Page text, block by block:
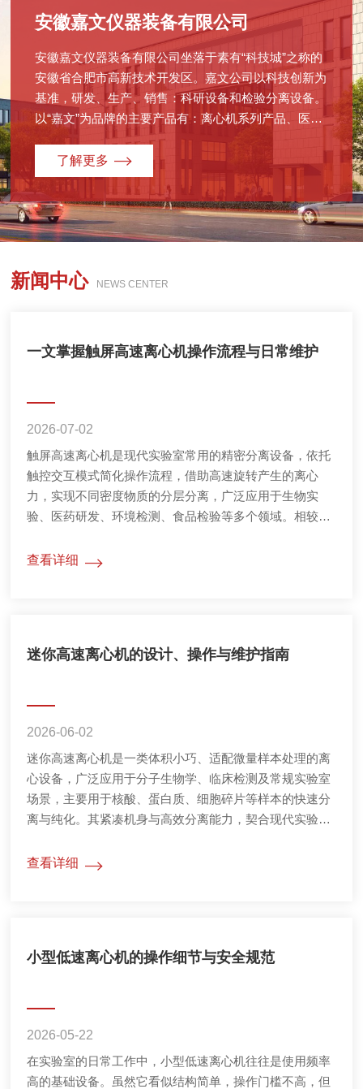
安徽嘉文仪器装备有限公司
安徽嘉文仪器装备有限公司坐落于素有“科技城”之称的
安徽省合肥市高新技术开发区。嘉文公司以科技创新为
基准，研发、生产、销售：科研设备和检验分离设备。
以“嘉文”为品牌的主要产品有：离心机系列产品、医疗
科研实验室等设备。其中：离心机的“差速离心法”是我
公司在离心机领域国内*研发成功的离心方法。嘉文离
心机已入选*储备库，成为*储备库供应企业。公司产品
广泛应用于教学、科研、生化制品、生物制药、医疗检
验、食品安全、农产品检测、畜牧与水产检测、微生
物、分子化学、环保、质检等行业。嘉文适应科研等应
品。嘉文拥用高Jd的技术人才，拥有高素质的工作团
的经营宗旨。嘉文在离心机领域拥有人才、资源、网
络、经验的巨大优势和影响力，是具有高度竞争力优势
了解更多
新闻中心 NEWS CENTER
一文掌握触屏高速离心机操作流程与日常维护
2026-07-02
触屏高速离心机是现代实验室常用的精密分离设备，依托
触控交互模式简化操作流程，借助高速旋转产生的离心
力，实现不同密度物质的分层分离，广泛应用于生物实
验、医药研发、环境检测、食品检验等多个领域。相较于
节、程序设置、数据查看均可一键完成，适配常态化、标
查看详细
迷你高速离心机的设计、操作与维护指南
2026-06-02
迷你高速离心机是一类体积小巧、适配微量样本处理的离
心设备，广泛应用于分子生物学、临床检测及常规实验室
场景，主要用于核酸、蛋白质、细胞碎片等样本的快速分
离与纯化。其紧凑机身与高效分离能力，契合现代实验室
理的常用设备。从核心设计来看，迷你高速离心机的结构
查看详细
小型低速离心机的操作细节与安全规范
2026-05-22
在实验室的日常工作中，小型低速离心机往往是使用频率
高的基础设备。虽然它看似结构简单，操作门槛不高，但